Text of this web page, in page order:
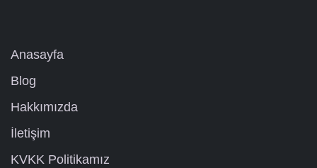
Anasayfa
Blog
Hakkımızda
İletişim
KVKK Politikamız